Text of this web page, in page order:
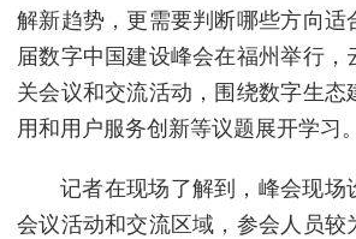
解新趋势，更需要判断哪些方向适
届数字中国建设峰会在福州举行，
关会议和交流活动，围绕数字生态
用和用户服务创新等议题展开学习。
记者在现场了解到，峰会现场
会议活动和交流区域，参会人员较